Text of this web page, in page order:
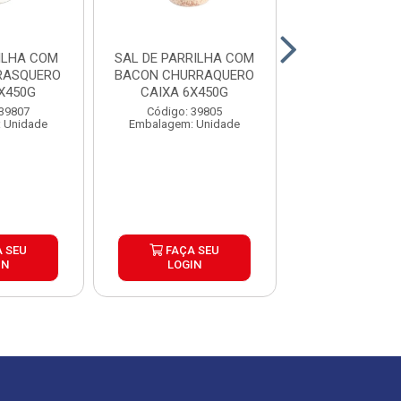
COM
Unidade
SEU
SAL DE PARRILHA COM
BACON CHURRAQUERO
CAIXA 6X450G
Código: 39805
Embalagem: Unidade
FAÇA SEU
LOGIN